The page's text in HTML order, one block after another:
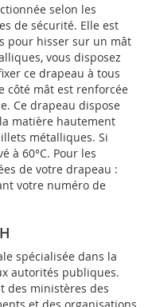
selon les
de sécurité. Elle est
pour hisser sur un mât
vous disposez
ce drapeau à tous
côté mât est renforcée
Ce drapeau dispose
matière hautement
métalliques. Si
à 60°C. Pour les
de votre drapeau :
votre numéro de
spécialisée dans la
autorités publiques.
des ministères des
et des organisations